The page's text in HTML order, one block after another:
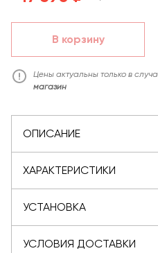
В корзину
Цены актуальны только в
магазин
ОПИСАНИЕ
ХАРАКТЕРИСТИКИ
УСТАНОВКА
УСЛОВИЯ ДОСТАВКИ